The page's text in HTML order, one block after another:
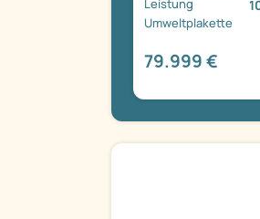
Leistung
Umweltplakette
79.999 €